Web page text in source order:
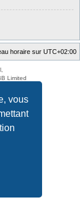
vous
horaire sur UTC+02:00
Limited